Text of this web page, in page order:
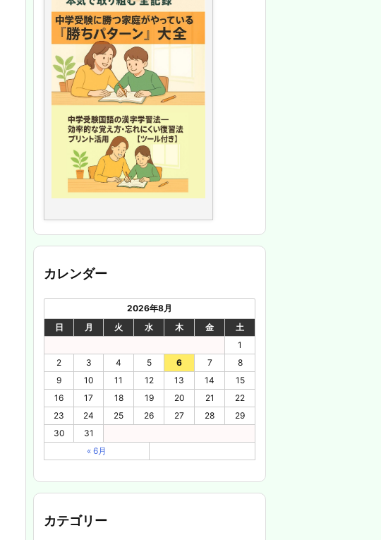
カレンダー
2026年8月
日
月 火 水 木 金
土
1
2
3 4 5 6 7
8
9
10 11 12 13 14
15
16
17 18 19 20 21
22
23
24 25 26 27 28
29
30
31
« 6月
カテゴリー